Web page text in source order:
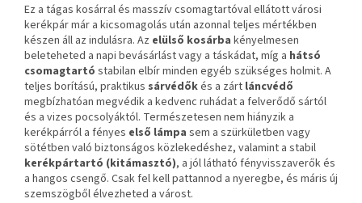
Ez a tágas kosárral és masszív csomagtartóval ellátott városi
kerékpár már a kicsomagolás után azonnal teljes mértékben
készen áll az indulásra. Az elülső kosárba kényelmesen
beleteheted a napi bevásárlást vagy a táskádat, míg a hátsó
csomagtartó stabilan elbír minden egyéb szükséges holmit. A
teljes borítású, praktikus sárvédőkés a zárt láncvédő
megbízhatóan megvédik a kedvenc ruhádat a felverődő sártól
és a vizes pocsolyáktól. Természetesen nem hiányzik a
kerékpárról a fényes első lámpa sem a szürkületben vagy
sötétben való biztonságos közlekedéshez, valamint a stabil
kerékpártartó (kitámasztó), a jól látható fényvisszaverők és
a hangos csengő. Csak fel kell pattannod a nyeregbe, és máris új
szemszögből élvezheted a várost.